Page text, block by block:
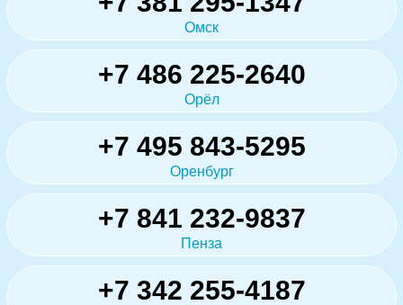
Омск
+7 486 225-2640
Орёл
+7 495 843-5295
Оренбург
+7 841 232-9837
Пенза
+7 342 255-4187